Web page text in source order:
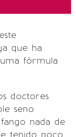
que ha
fórmula
doctores
seno
nada de
tenido poco